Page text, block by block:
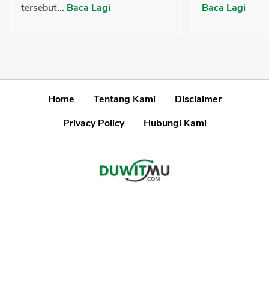
tersebut... Baca Lagi
Baca Lagi
Home Tentang Kami
Disclaimer
Privacy Policy
Hubungi Kami